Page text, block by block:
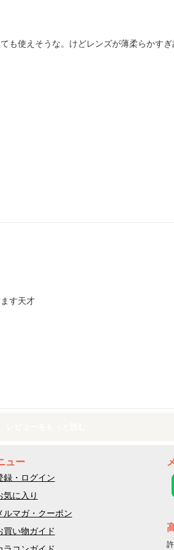
も使えそうな。けどレンズが薄柔らかす
す天才
ュー
録・ログイン
気に入り
ルマガ・クーポン
買い物ガイド